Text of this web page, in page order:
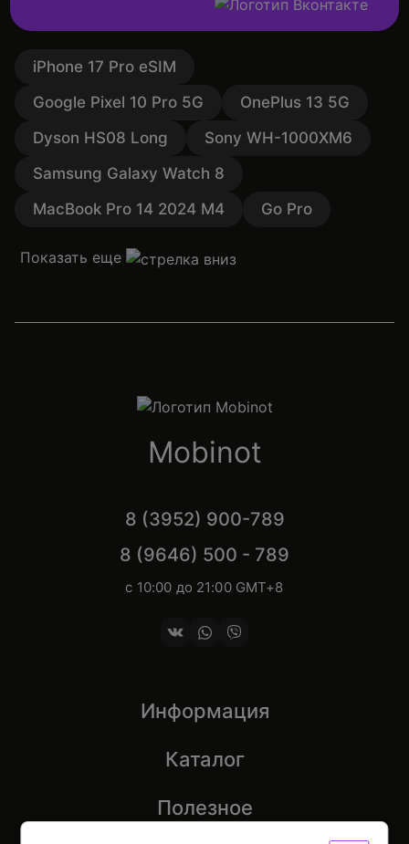
iPhone 17 Pro eSIM
Google Pixel 10 Pro 5G
OnePlus 13 5G
Dyson HS08 Long
Sony WH-1000XM6
Samsung Galaxy Watch 8
MacBook Pro 14 2024 M4
Go Pro
Показать еще
Mobinot
8 (3952) 900-789
8 (9646) 500 - 789
с 10:00 до 21:00 GMT+8
Информация
Каталог
Полезное